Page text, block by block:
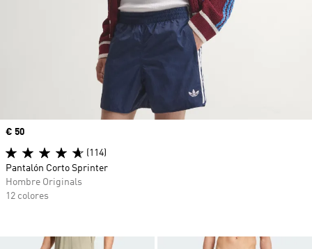
Precio
€ 50
(114)
Pantalón Corto Sprinter
Hombre Originals
12 colores